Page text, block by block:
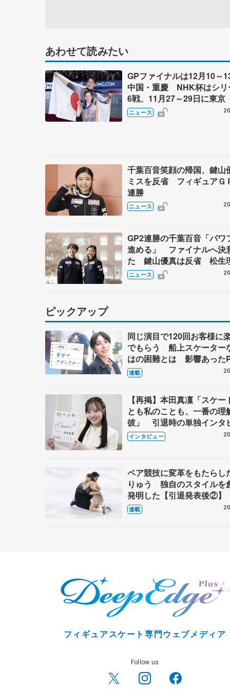
あわせて読みたい
GPファイナルは12月10～
中国・重慶 NHK杯はシリ
6戦、11月27～29日に東
～27年シーズン、国際スケ
盟発表
ニュース
千葉百音笑顔の帰国、鍵山
ミスを反省 フィギュアＧ
連勝
ニュース
GP2連勝の千葉百音「パワ
進める」 ファイナルへ決
た 鍵山優真は反省 松生
「全日本でもいい演技を」
ニュース
ピックアップ
同じ演目で120回お客様に
でもらう 船上スケーター
はの困難とは 影響あった
キャプテン松永さんの存在
連載
【再掲】本田真凜「スケー
とも私のことも、一番の理
彼」 引退時の単独インタ
で語った競技人生や家族、
これからの夢…
インタビュー
ペア競技に変革をもたらし
りゅう 独自のスタイルを
発明した【引退発表後②】
連載
フィギュアスケート専門ウェブメディア
Follow us